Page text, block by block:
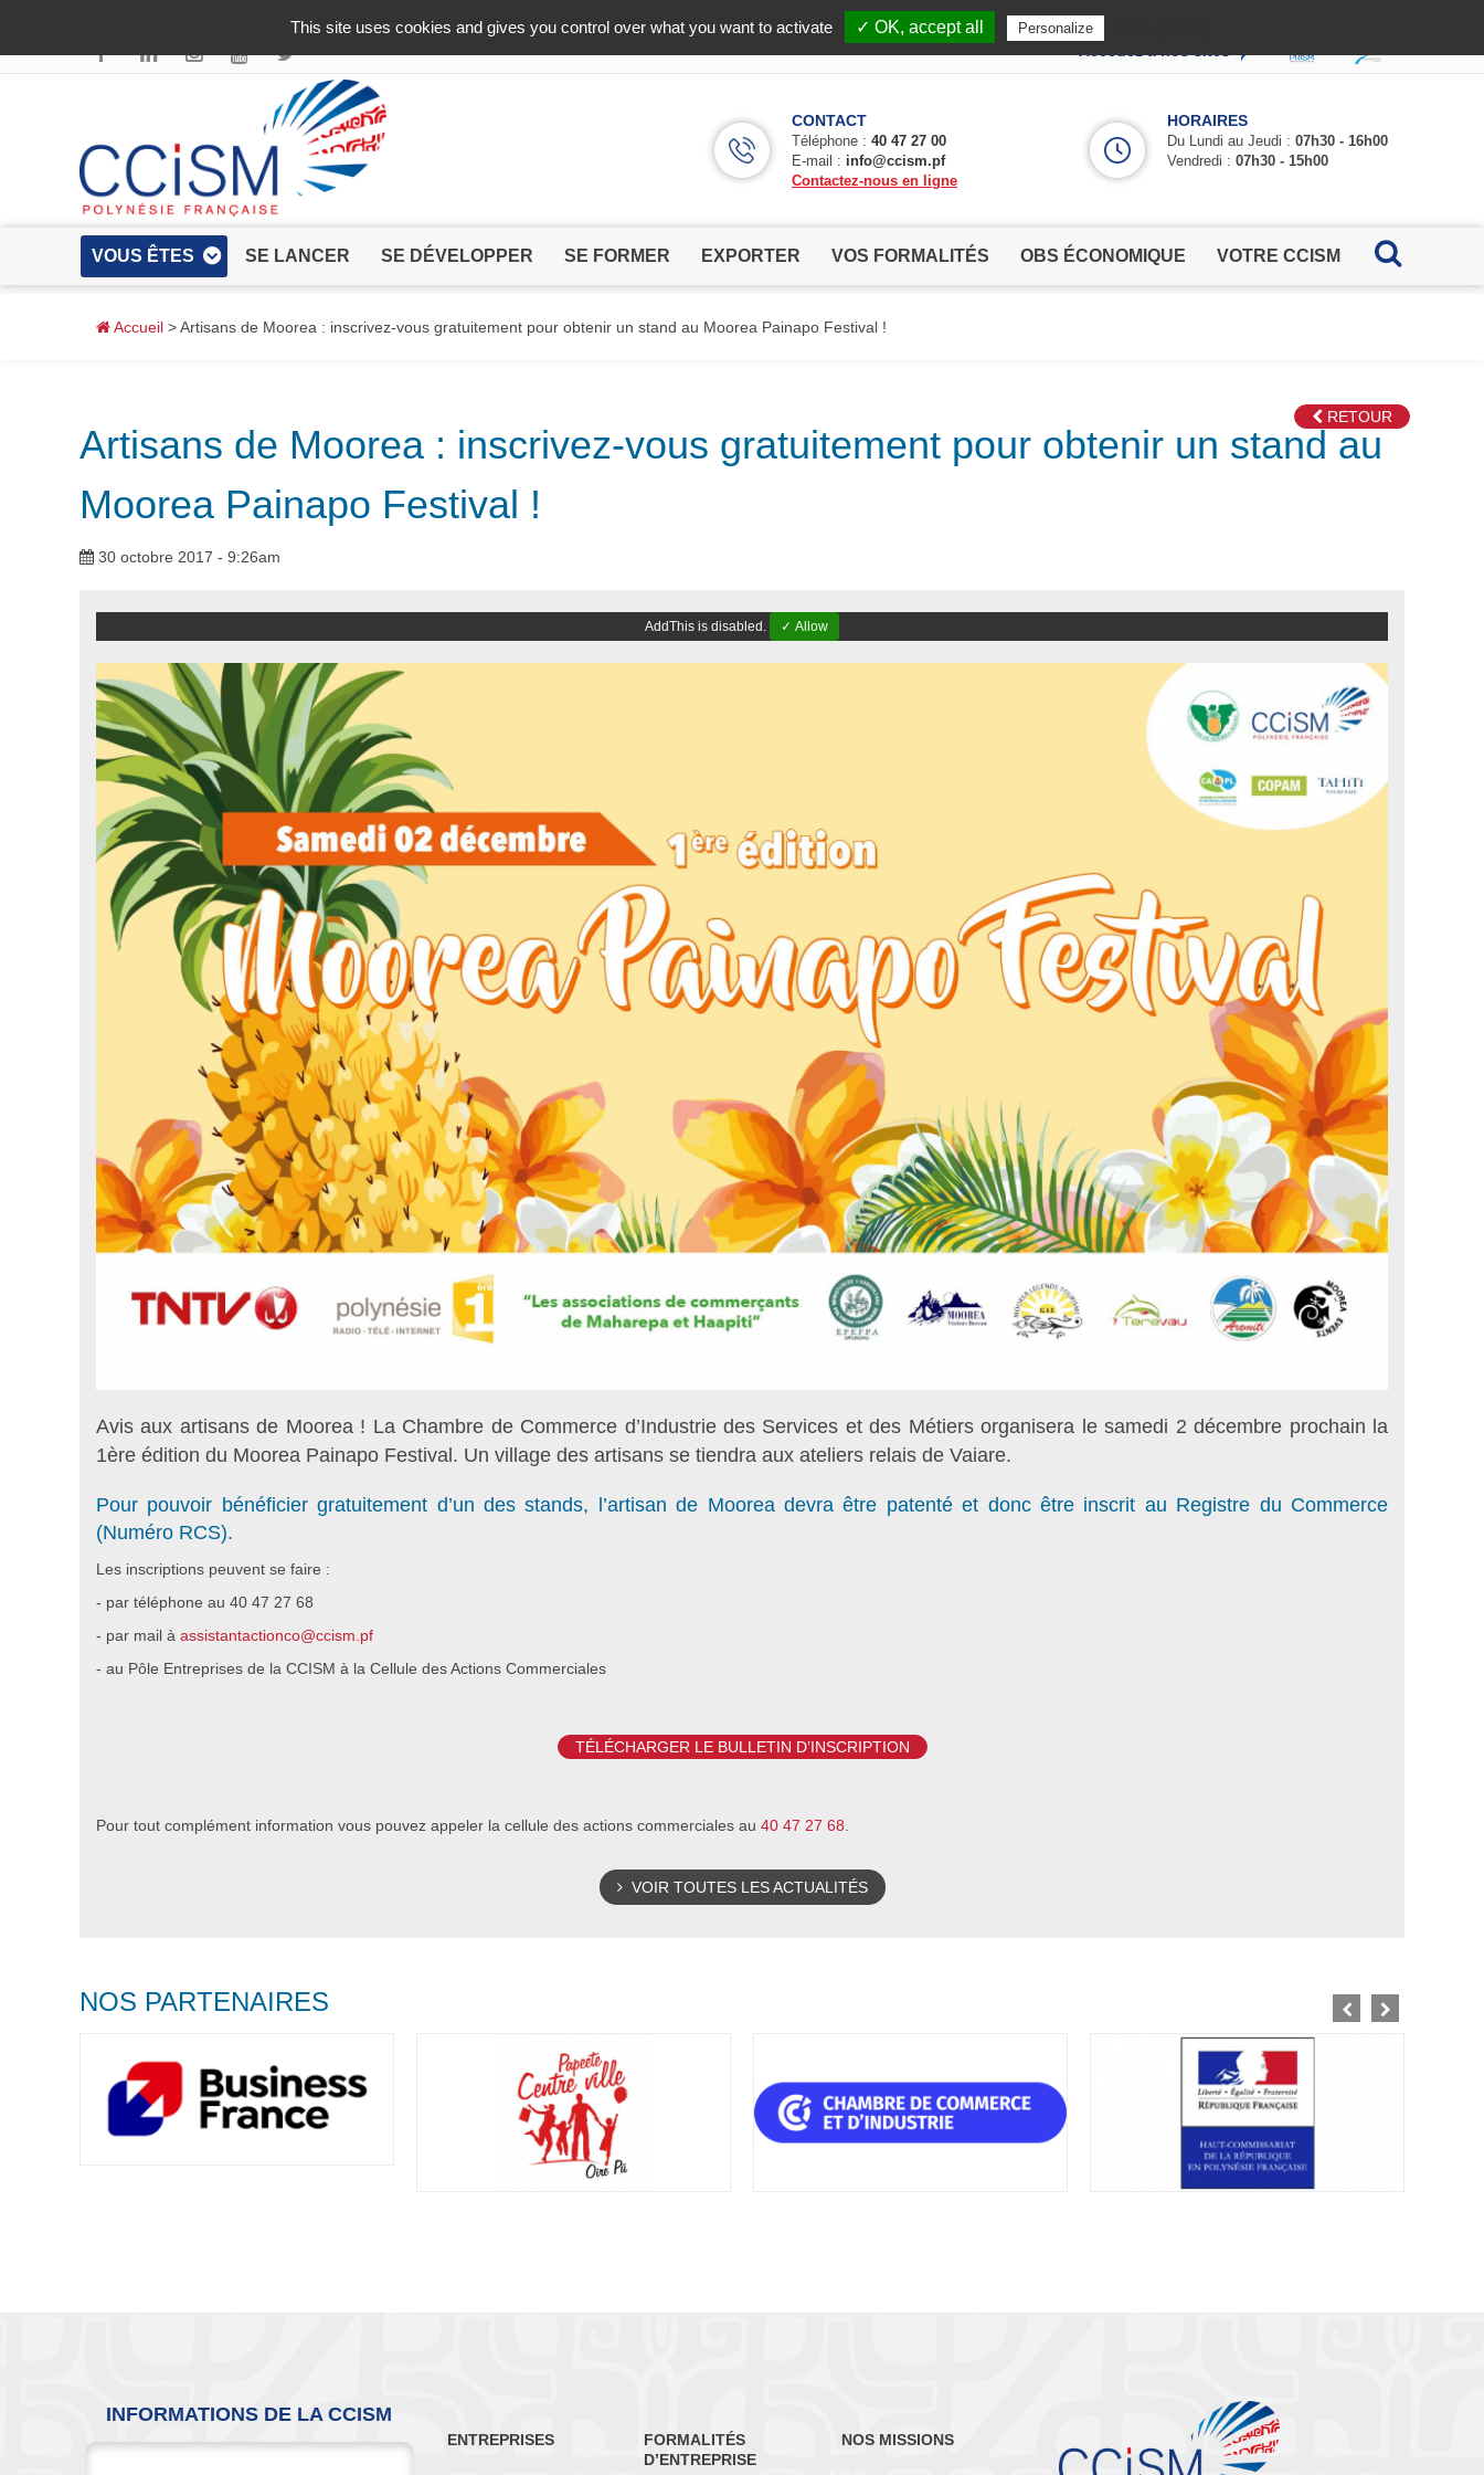
✓ Allow
CONTACT
Téléphone : 40 47 27 00
E-mail : info@ccism.pf
Contactez-nous en ligne
HORAIRES
Du Lundi au Jeudi : 07h30 - 16h00
Vendredi : 07h30 - 15h00
VOUS ÊTES SE LANCER SE DÉVELOPPER SE FORMER EXPORTER VOS FORMALITÉS OBS ÉCONOMIQUE VOTRE CCISM
Accueil > Artisans de Moorea : inscrivez-vous gratuitement pour obtenir un stand au Moorea Painapo Festival !
RETOUR
Artisans de Moorea : inscrivez-vous gratuitement pour obtenir un stand au
Moorea Painapo Festival !
30 octobre 2017 - 9:26am
AddThis is disabled. ✓ Allow
Avis aux artisans de Moorea ! La Chambre de Commerce d’Industrie des Services et des Métiers organisera le samedi 2 décembre prochain la
1ère édition du Moorea Painapo Festival. Un village des artisans se tiendra aux ateliers relais de Vaiare.
Pour pouvoir bénéficier gratuitement d’un des stands, l’artisan de Moorea devra être patenté et donc être inscrit au Registre du Commerce
(Numéro RCS).
Les inscriptions peuvent se faire :
- par téléphone au 40 47 27 68
- par mail à assistantactionco@ccism.pf
- au Pôle Entreprises de la CCISM à la Cellule des Actions Commerciales
TÉLÉCHARGER LE BULLETIN D’INSCRIPTION
Pour tout complément information vous pouvez appeler la cellule des actions commerciales au 40 47 27 68
VOIR TOUTES LES ACTUALITÉS
NOS PARTENAIRES
INFORMATIONS DE LA CCISM
ENTREPRISES
FORMALITÉS
D’ENTREPRISE
NOS MISSIONS
This site uses cookies and gives you control over what you want to activate ✓ OK, accept all Personalize